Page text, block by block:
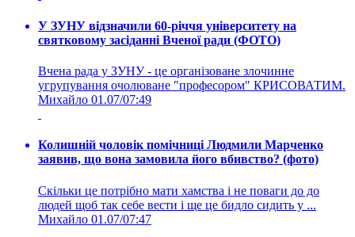
У ЗУНУ відзначили 60-річчя університету на
святковому засіданні Вченої ради (ФОТО)
Вчена рада у ЗУНУ - це організоване злочинне
угрупування очолюване "професором" КРИСОВАТИМ.
Михайло 01.07/07:49
Колишній чоловік помічниці Людмили Марченко
заявив, що вона замовила його вбивство? (фото)
Скільки це потрібно мати хамства і не поваги до до
людей щоб так себе вести і ще це бидло сидить у ...
Михайло 01.07/07:47